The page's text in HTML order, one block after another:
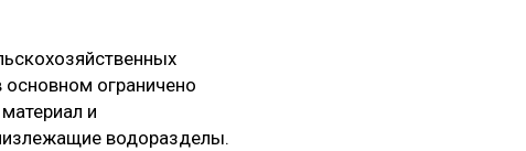
основном ограничено
и
водоразделы.